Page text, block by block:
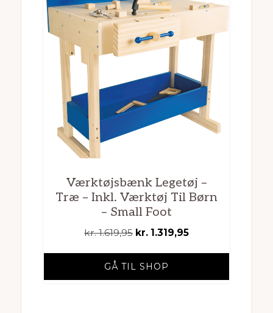
Værktøjsbænk Legetøj –
Træ – Inkl. Værktøj Til Børn
– Small Foot
kr.1.619,95 Den
pris
kr. 1.319,95Den
GÅ TIL SHOP